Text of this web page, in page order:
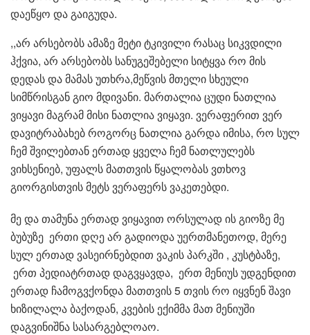
დაეწყო და გაიგუდა.
,,არ არსებობს ამაზე მეტი ტკივილი რასაც სიკვდილი
ჰქვია, არ არსებობს სანუგეშებელი სიტყვა რო მის
დედას და მამას უთხრა,მეწვის მთელი სხეული
სიმწრისგან გიო მდივანი. მართალია ცუდი ნათლია
ვიყავი მაგრამ მისი ნათლია ვიყავი. ვერაფერით ვერ
დავიტრაბახებ როგორც ნათლია გარდა იმისა, რო სულ
ჩემ შვილებთან ერთად ყველა ჩემ ნათლულებს
ვიხსენიებ, უფალს მათთვის წყალობას ვთხოვ
გიორგისთვის მეტს ვერაფერს ვაკეთებდი.
მე და თამუნა ერთად ვიყავით ორსულად ის გიოზე მე
ბუბუზე ერთი დღე არ გადიოდა უერთმანეთოდ, მერე
სულ ერთად ვასეირნებდით ვაკის პარკში , კუსტბაზე,
ერთ პედიატრთად დაგვყავდა, ერთ მენიუს უდგენდით
ერთად ჩამოგვქონდა მათთვის 5 თვის რო იყვნენ შავი
ხიზილალა ბაქოდან, კვების ექიმმა მათ მენიუში
დაგვინიშნა სასარგებლოაო.